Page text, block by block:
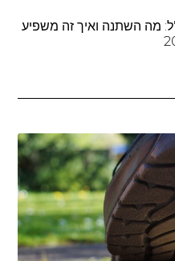
מה השתנה ואיך זה משפיע